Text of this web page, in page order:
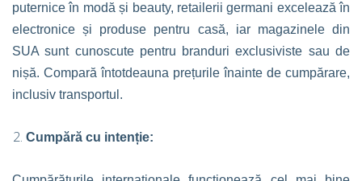
puternice în modă și beauty, retailerii germani excelează în
electronice și produse pentru casă, iar magazinele din
SUA sunt cunoscute pentru branduri exclusiviste sau de
nișă. Compară întotdeauna prețurile înainte de cumpărare,
inclusiv transportul.
Cumpără cu intenție: